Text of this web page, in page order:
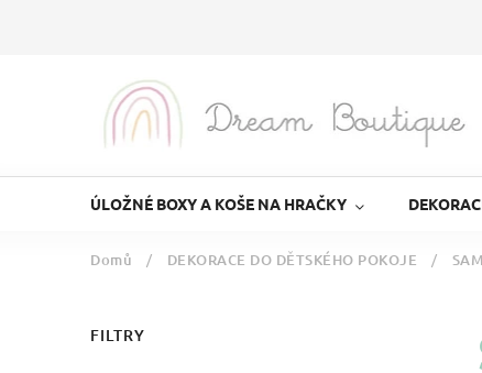
ÚLOŽNÉ BOXY A KOŠE NA HRAČKY
Domů / DEKORACE DO DĚTSKÉHO POKOJE /
FILTRY